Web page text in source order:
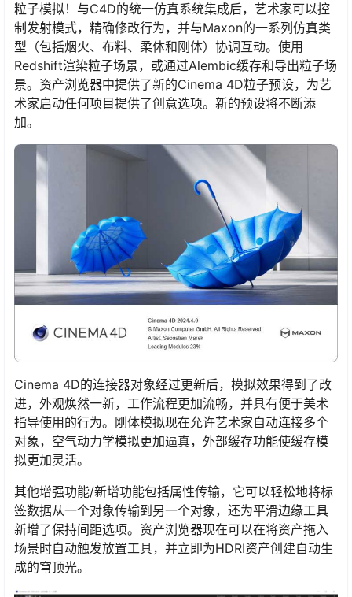
粒子模拟！与C4D的统一仿真系统集成后，艺术家可以控
制发射模式，精确修改行为，并与Maxon的一系列仿真类
型（包括烟火、布料、柔体和刚体）协调互动。使用
Redshift渲染粒子场景，或通过Alembic缓存和导出粒子场
景。资产浏览器中提供了新的Cinema 4D粒子预设，为艺
术家启动任何项目提供了创意选项。新的预设将不断添
加。
Cinema 4D的连接器对象经过更新后，模拟效果得到了改
进，外观焕然一新，工作流程更加流畅，并具有便于美术
指导使用的行为。刚体模拟现在允许艺术家自动连接多个
对象，空气动力学模拟更加逼真，外部缓存功能使缓存模
拟更加灵活。
其他增强功能/新增功能包括属性传输，它可以轻松地将标
签数据从一个对象传输到另一个对象，还为平滑边缘工具
新增了保持间距选项。资产浏览器现在可以在将资产拖入
场景时自动触发放置工具，并立即为HDRI资产创建自动生
成的穹顶光。